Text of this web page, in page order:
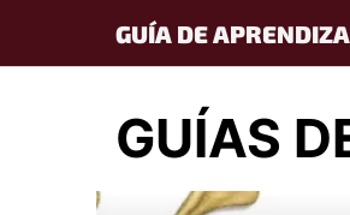
content
GUÍA DE
GUÍAS